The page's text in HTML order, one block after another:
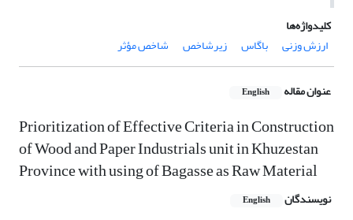
کلیدواژه‌ها
ارزش وزنی
باگاس زیرشاخص شاخص مؤثر
عنوان مقاله English
Prioritization of Effective Criteria in Construction
of Wood and Paper Industrials unit in Khuzestan
Province with using of Bagasse as Raw Material
نویسندگان English